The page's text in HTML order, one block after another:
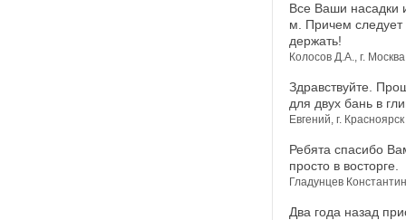
Все Ваши насадки
м. Причем следует
держать!
Колосов Д.А., г. Москва
Здравствуйте.
для двух бань в
Евгений, г. Красноярск
Ребята спасибо
просто в восторге.
Гладунцев
Два года назад